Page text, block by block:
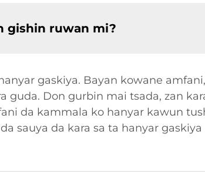
gishin ruwan mi?
gaskiya. Bayan kowane
guda. Don gurbin mai tsada, zan
da kammala ko hanyar kawun
sauya da kara sa ta hanyar